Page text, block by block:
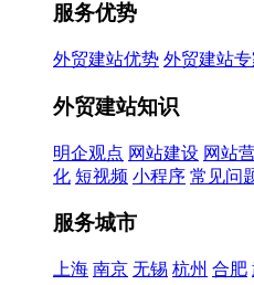
服务优势
外贸建站优势 外贸建站专
外贸建站知识
明企观点 网站建设 网站
化 短视频 小程序 常见问
服务城市
上海 南京 无锡 杭州 合肥